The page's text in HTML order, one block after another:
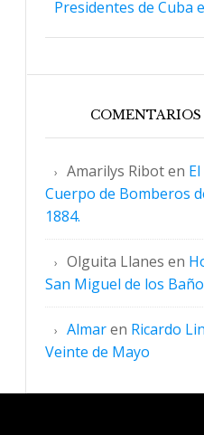
Amarilys Riboten
Cuerpo de Bomberos
1884.
Olguita Llanes en
San Miguel de los
Almaren Ricardo
Veinte de Mayo